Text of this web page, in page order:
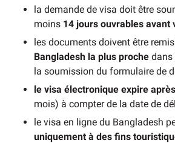
la demande de visa doit être
moins 14 jours ouvrables avant
les documents doivent être remis
Bangladesh la plus proche dans
la soumission du formulaire de
le visa électronique expire
mois) à compter de la date de
le visa en ligne du Bangladesh
uniquement à des fins